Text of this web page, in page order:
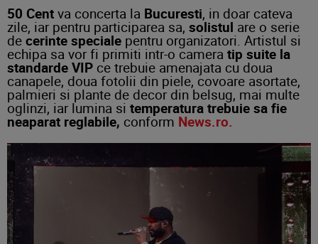
50 Cent va concerta la Bucuresti, in doar cateva
zile, iar pentru participarea sa, solistul are o serie
de cerinte speciale pentru organizatori. Artistul si
echipa sa vor fi primiti intr-o camera tip suite la
standarde VIP ce trebuie amenajata cu doua
canapele, doua fotolii din piele, covoare asortate,
palmieri si plante de decor din belsug, mai multe
oglinzi, iar lumina si temperatura trebuie sa fie
neaparat reglabile, conform News.ro.